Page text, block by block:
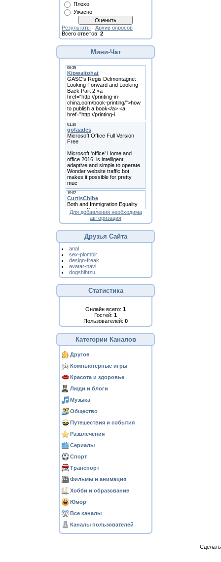
Плохо
Ужасно
Результаты | Архив опросов
Всего ответов: 2
Мини-Чат
Для добавления необходима
авторизация
Друзья Сайта
anal
sex-plombir
design-freak
avatar-navi
dogshihtzu
Статистика
Онлайн всего: 1
Гостей: 1
Пользователей: 0
Категории Каналов
Другое
Компьютерные игры
Красота и здоровье
Люди и блоги
Музыка
Общество
Путешествия и события
Развлечения
Сериалы
Спорт
Транспорт
Фильмы и анимация
Хобби и образование
Юмор
Все каналы
Каналы пользователей